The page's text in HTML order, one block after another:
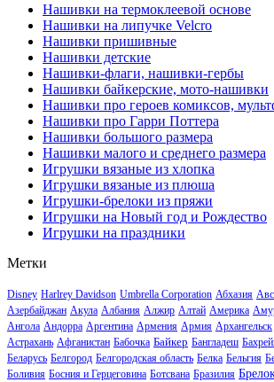
Нашивки на термоклеевой основе
Нашивки на липучке Velcro
Нашивки пришивные
Нашивки детские
Нашивки-флаги, нашивки-гербы
Нашивки байкерские, мото-нашивки
Нашивки про героев комиксов,
Нашивки про Гарри Поттера
Нашивки большого размера
Нашивки малого и среднего размера
Игрушки вязаные из хлопка
Игрушки вязаные из плюша
Игрушки-брелоки из пряжи
Игрушки на Новый год и Рождество
Игрушки на праздники
Метки
Disney Harlrey Davidson Umbrella Corporation Абхазия
Азербайджан Акула Албания Алжир Алтай Америка
Ангола Андорра Аргентина Армения Армия Архангельск
Астрахань Афганистан Бабочка Байкер Бангладеш
Беларусь Белгород Белгородская область Белка Бельгия
Боливия Босния и Герцеговина Ботсвана Бразилия